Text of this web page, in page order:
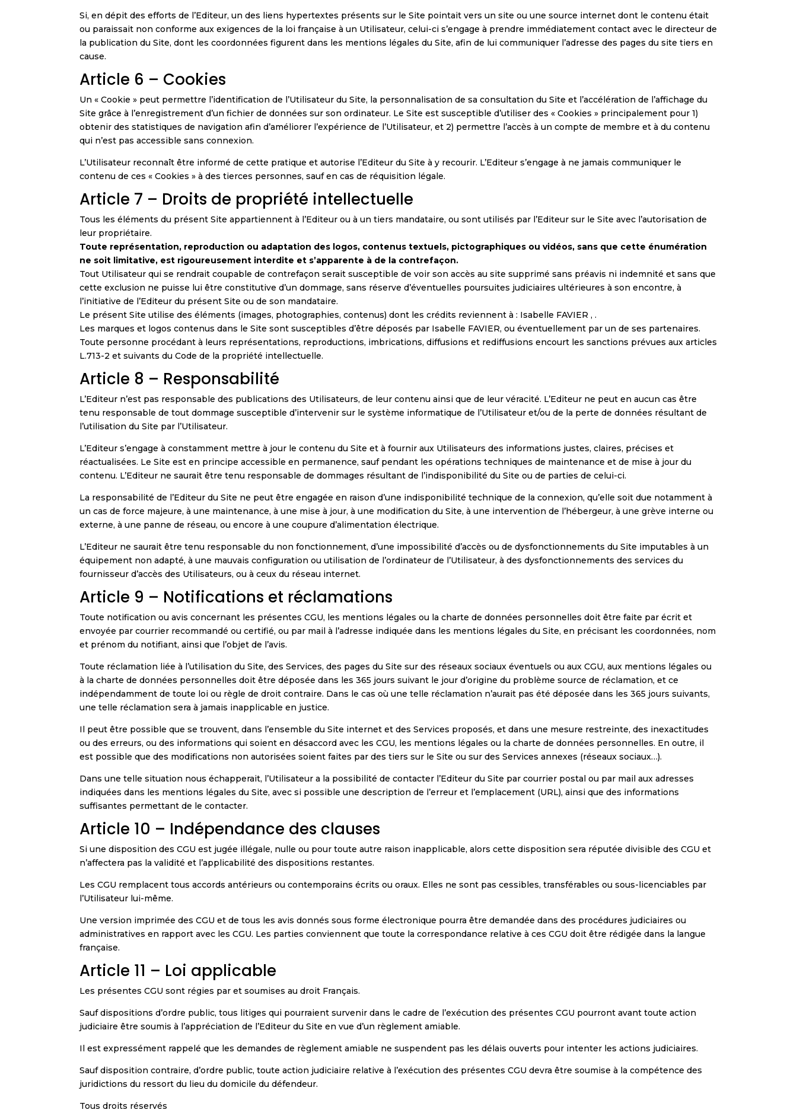
Si, en dépit des efforts de l’Editeur, un des liens hypertextes présents sur le Site pointait vers un site ou une source internet dont le contenu était
ou paraissait non conforme aux exigences de la loi française à un Utilisateur, celui-ci s’engage à prendre immédiatement contact avec le directeur de
la publication du Site, dont les coordonnées figurent dans les mentions légales du Site, afin de lui communiquer l’adresse des pages du site tiers en
cause.
Article 6 – Cookies
Un « Cookie » peut permettre l’identification de l’Utilisateur du Site, la personnalisation de sa consultation du Site et l’accélération de l’affichage du
Site grâce à l’enregistrement d’un fichier de données sur son ordinateur. Le Site est susceptible d’utiliser des « Cookies » principalement pour 1)
obtenir des statistiques de navigation afin d’améliorer l’expérience de l’Utilisateur, et 2) permettre l’accès à un compte de membre et à du contenu
qui n’est pas accessible sans connexion.
L’Utilisateur reconnaît être informé de cette pratique et autorise l’Editeur du Site à y recourir. L’Editeur s’engage à ne jamais communiquer le
contenu de ces « Cookies » à des tierces personnes, sauf en cas de réquisition légale.
Article 7 – Droits de propriété intellectuelle
Tous les éléments du présent Site appartiennent à l’Editeur ou à un tiers mandataire, ou sont utilisés par l’Editeur sur le Site avec l’autorisation de
leur propriétaire.
Toute représentation, reproduction ou adaptation des logos, contenus textuels, pictographiques ou vidéos, sans que cette énumération
ne soit limitative, est rigoureusement interdite et s’apparente à de la contrefaçon.
Tout Utilisateur qui se rendrait coupable de contrefaçon serait susceptible de voir son accès au site supprimé sans préavis ni indemnité et sans que
cette exclusion ne puisse lui être constitutive d’un dommage, sans réserve d’éventuelles poursuites judiciaires ultérieures à son encontre, à
l’initiative de l’Editeur du présent Site ou de son mandataire.
Le présent Site utilise des éléments (images, photographies, contenus) dont les crédits reviennent à : Isabelle FAVIER , .
Les marques et logos contenus dans le Site sont susceptibles d’être déposés par Isabelle FAVIER, ou éventuellement par un de ses partenaires.
Toute personne procédant à leurs représentations, reproductions, imbrications, diffusions et rediffusions encourt les sanctions prévues aux articles
L.713-2 et suivants du Code de la propriété intellectuelle.
Article 8 – Responsabilité
L’Editeur n’est pas responsable des publications des Utilisateurs, de leur contenu ainsi que de leur véracité. L’Editeur ne peut en aucun cas être
tenu responsable de tout dommage susceptible d’intervenir sur le système informatique de l’Utilisateur et/ou de la perte de données résultant de
l’utilisation du Site par l’Utilisateur.
L’Editeur s’engage à constamment mettre à jour le contenu du Site et à fournir aux Utilisateurs des informations justes, claires, précises et
réactualisées. Le Site est en principe accessible en permanence, sauf pendant les opérations techniques de maintenance et de mise à jour du
contenu. L’Editeur ne saurait être tenu responsable de dommages résultant de l’indisponibilité du Site ou de parties de celui-ci.
La responsabilité de l’Editeur du Site ne peut être engagée en raison d’une indisponibilité technique de la connexion, qu’elle soit due notamment à
un cas de force majeure, à une maintenance, à une mise à jour, à une modification du Site, à une intervention de l’hébergeur, à une grève interne ou
externe, à une panne de réseau, ou encore à une coupure d’alimentation électrique.
L’Editeur ne saurait être tenu responsable du non fonctionnement, d’une impossibilité d’accès ou de dysfonctionnements du Site imputables à un
équipement non adapté, à une mauvais configuration ou utilisation de l’ordinateur de l’Utilisateur, à des dysfonctionnements des services du
fournisseur d’accès des Utilisateurs, ou à ceux du réseau internet.
Article 9 – Notifications et réclamations
Toute notification ou avis concernant les présentes CGU, les mentions légales ou la charte de données personnelles doit être faite par écrit et
envoyée par courrier recommandé ou certifié, ou par mail à l’adresse indiquée dans les mentions légales du Site, en précisant les coordonnées, nom
et prénom du notifiant, ainsi que l’objet de l’avis.
Toute réclamation liée à l’utilisation du Site, des Services, des pages du Site sur des réseaux sociaux éventuels ou aux CGU, aux mentions légales ou
à la charte de données personnelles doit être déposée dans les 365 jours suivant le jour d’origine du problème source de réclamation, et ce
indépendamment de toute loi ou règle de droit contraire. Dans le cas où une telle réclamation n’aurait pas été déposée dans les 365 jours suivants,
une telle réclamation sera à jamais inapplicable en justice.
Il peut être possible que se trouvent, dans l’ensemble du Site internet et des Services proposés, et dans une mesure restreinte, des inexactitudes
ou des erreurs, ou des informations qui soient en désaccord avec les CGU, les mentions légales ou la charte de données personnelles. En outre, il
est possible que des modifications non autorisées soient faites par des tiers sur le Site ou sur des Services annexes (réseaux sociaux…).
Dans une telle situation nous échapperait, l’Utilisateur a la possibilité de contacter l’Editeur du Site par courrier postal ou par mail aux adresses
indiquées dans les mentions légales du Site, avec si possible une description de l’erreur et l’emplacement (URL), ainsi que des informations
suffisantes permettant de le contacter.
Article 10 – Indépendance des clauses
Si une disposition des CGU est jugée illégale, nulle ou pour toute autre raison inapplicable, alors cette disposition sera réputée divisible des CGU et
n’affectera pas la validité et l’applicabilité des dispositions restantes.
Les CGU remplacent tous accords antérieurs ou contemporains écrits ou oraux. Elles ne sont pas cessibles, transférables ou sous-licenciables par
l’Utilisateur lui-même.
Une version imprimée des CGU et de tous les avis donnés sous forme électronique pourra être demandée dans des procédures judiciaires ou
administratives en rapport avec les CGU. Les parties conviennent que toute la correspondance relative à ces CGU doit être rédigée dans la langue
française.
Article 11 – Loi applicable
Les présentes CGU sont régies par et soumises au droit Français.
Sauf dispositions d’ordre public, tous litiges qui pourraient survenir dans le cadre de l’exécution des présentes CGU pourront avant toute action
judiciaire être soumis à l’appréciation de l’Editeur du Site en vue d’un règlement amiable.
Il est expressément rappelé que les demandes de règlement amiable ne suspendent pas les délais ouverts pour intenter les actions judiciaires.
Sauf disposition contraire, d’ordre public, toute action judiciaire relative à l’exécution des présentes CGU devra être soumise à la compétence des
juridictions du ressort du lieu du domicile du défendeur.
Tous droits réservés